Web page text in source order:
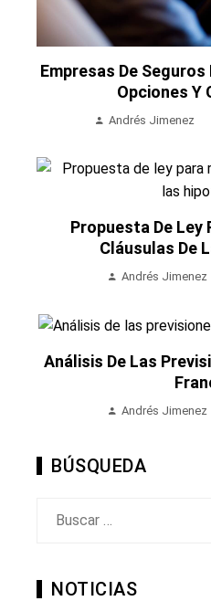
Empresas De Seguros
Opciones Y
Andrés Jimenez
Propuesta De Ley
Cláusulas De
Andrés Jimenez
Análisis De Las
Andrés Jimenez
BÚSQUEDA
NOTICIAS